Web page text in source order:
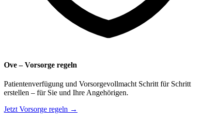
Ove – Vorsorge regeln
Patientenverfügung und Vorsorgevollmacht Schritt für Schritt
erstellen – für Sie und Ihre Angehörigen.
Jetzt Vorsorge regeln →